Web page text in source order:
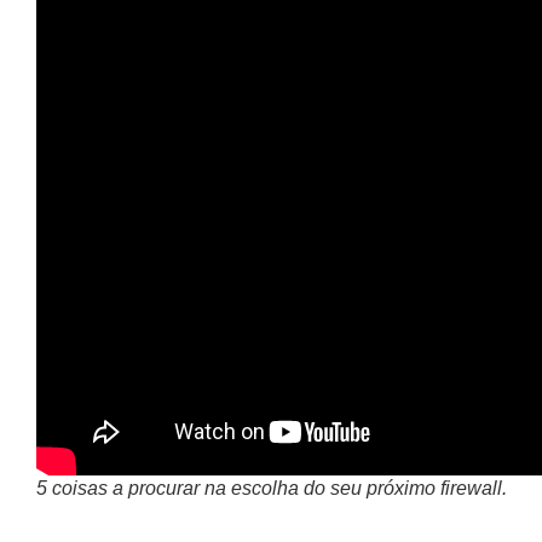
5 coisas a procurar na escolha do seu próximo firewall.